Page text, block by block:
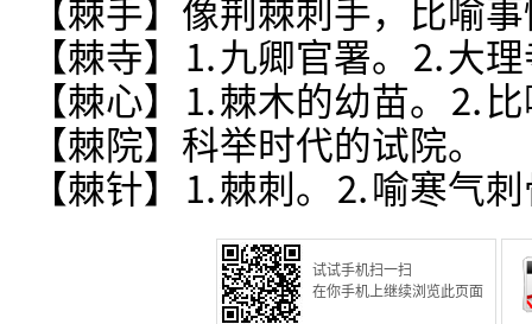
【棘手】像荆棘刺手，比喻
【棘寺】⒈九卿官署。⒉大
【棘心】⒈棘木的幼苗。⒉
【棘院】科举时代的试院。
【棘针】⒈棘刺。⒉喻寒气刺
试试手机扫一扫
在你手机上继续浏览此页面